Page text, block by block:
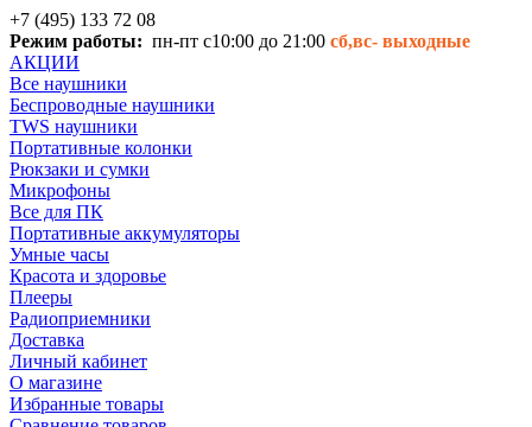
+7 (495) 133 72 08
Режим работы: пн-пт с10:00 до 21:00 сб,вс- выходные
АКЦИИ
Все наушники
Беспроводные наушники
TWS наушники
Портативные колонки
Рюкзаки и сумки
Микрофоны
Все для ПК
Портативные аккумуляторы
Умные часы
Красота и здоровье
Плееры
Радиоприемники
Доставка
Личный кабинет
О магазине
Избранные товары